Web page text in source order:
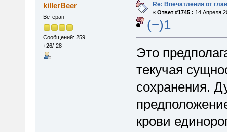
killerBeer
Ветеран
Сообщений: 259
+26/-28
Re: Впечатления от
« Ответ #1745 : 14 Апреля
(−)1
Это
текучая
сохранения.
крови